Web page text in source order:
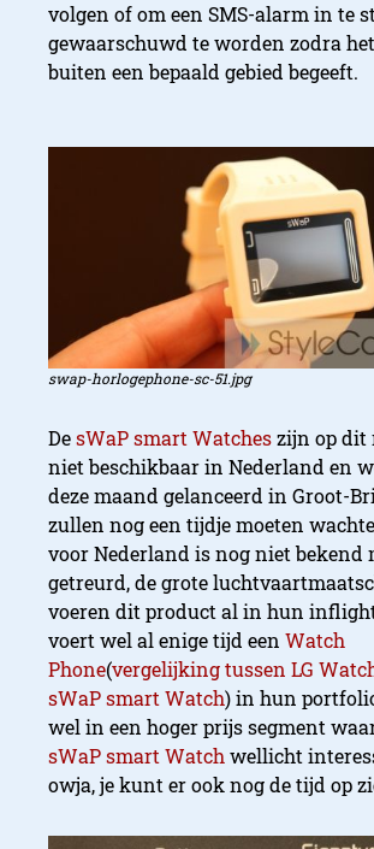
volgen of om een SMS-alarm in te
gewaarschuwd te worden zodra
buiten een bepaald gebied begeeft.
swap-horlogephone-sc-51.jpg
DesWaP smart Watcheszijn op dit
niet beschikbaar in Nederland en
deze maand gelanceerd in Groot-
zullen nog een tijdje moeten
voor Nederland is nog niet bekend
getreurd, de grote
voeren dit product al in hun
voert wel al enige tijd een Watch
Phone(vergelijking tussen LG
sWaP smart Watch) in hun
wel in een hoger prijs segment
sWaP smart Watch wellicht
owja, je kunt er ook nog de tijd op